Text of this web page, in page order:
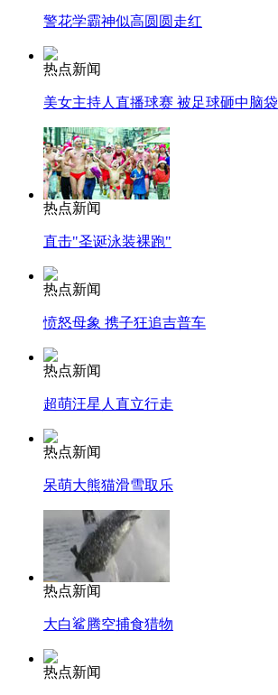
警花学霸神似高圆圆走红
热点新闻
美女主持人直播球赛 被足球砸中脑袋
热点新闻
直击"圣诞泳装裸跑"
热点新闻
愤怒母象 携子狂追吉普车
热点新闻
超萌汪星人直立行走
热点新闻
呆萌大熊猫滑雪取乐
热点新闻
大白鲨腾空捕食猎物
热点新闻